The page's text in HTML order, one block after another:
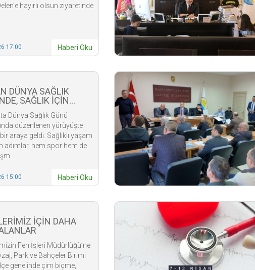
hayırlı olsun ziyaretinde
17:00 Haberi Oku
DÜNYA SAĞLIK
SAĞLIK İÇİN
Dünya Sağlık Günü
düzenlenen yürüyüşte
araya geldi. Sağlıklı yaşam
adımlar, hem spor hem de
15:00 Haberi Oku
İÇİN DAHA
Fen İşleri Müdürlüğü’ne
Park ve Bahçeler Birimi
genelinde çim biçme,